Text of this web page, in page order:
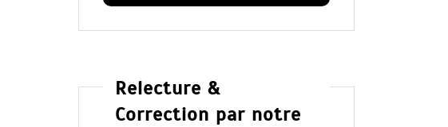
Relecture &
Correction par notre